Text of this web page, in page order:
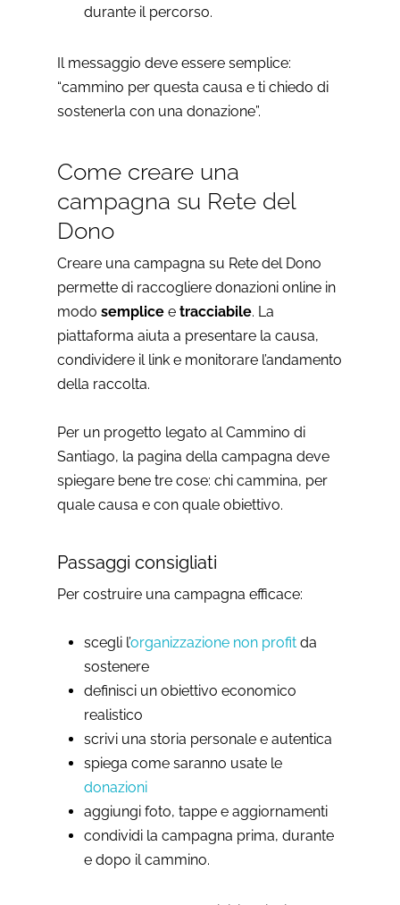
durante il percorso.
Il messaggio deve essere semplice:
“cammino per questa causa e ti chiedo di
sostenerla con una donazione”.
Come creare una
campagna su Rete del
Dono
Creare una campagna su Rete del Dono
permette di raccogliere donazioni online in
modo semplice e tracciabile. La
piattaforma aiuta a presentare la causa,
condividere il link e monitorare l’andamento
della raccolta.
Per un progetto legato al Cammino di
Santiago, la pagina della campagna deve
spiegare bene tre cose: chi cammina, per
quale causa e con quale obiettivo.
Passaggi consigliati
Per costruire una campagna efficace:
scegli l’organizzazione non profit da
sostenere
definisci un obiettivo economico
realistico
scrivi una storia personale e autentica
spiega come saranno usate le
donazioni
aggiungi foto, tappe e aggiornamenti
condividi la campagna prima, durante
e dopo il cammino.